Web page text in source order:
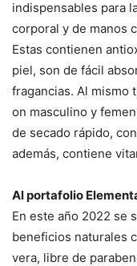
indispensables para
corporal y de manos
Estas contienen
piel, son de fácil
fragancias. Al mismo
on masculino y
de secado rápido,
además, contiene
Al portafolio
En este año 2022 se
beneficios naturales
vera, libre de